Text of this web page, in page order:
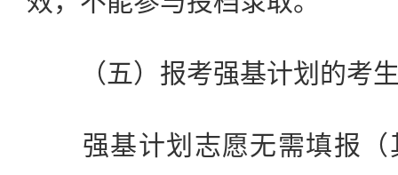
（五）报考强基计划的考
强基计划志愿无需填报（